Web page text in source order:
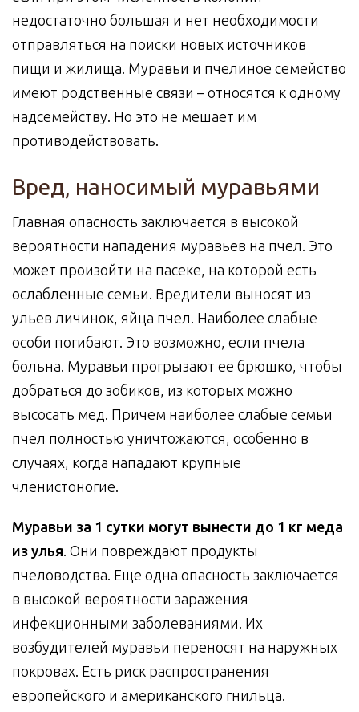
недостаточно большая и нет необходимости
отправляться на поиски новых источников
пищи и жилища. Муравьи и пчелиное семейство
имеют родственные связи – относятся к одному
надсемейству. Но это не мешает им
противодействовать.
Вред, наносимый муравьями
Главная опасность заключается в высокой
вероятности нападения муравьев на пчел. Это
может произойти на пасеке, на которой есть
ослабленные семьи. Вредители выносят из
ульев личинок, яйца пчел. Наиболее слабые
особи погибают. Это возможно, если пчела
больна. Муравьи прогрызают ее брюшко, чтобы
добраться до зобиков, из которых можно
высосать мед. Причем наиболее слабые семьи
пчел полностью уничтожаются, особенно в
случаях, когда нападают крупные
членистоногие.
Муравьи за 1 сутки могут вынести до 1 кг меда
из улья. Они повреждают продукты
пчеловодства. Еще одна опасность заключается
в высокой вероятности заражения
инфекционными заболеваниями. Их
возбудителей муравьи переносят на наружных
покровах. Есть риск распространения
европейского и американского гнильца.